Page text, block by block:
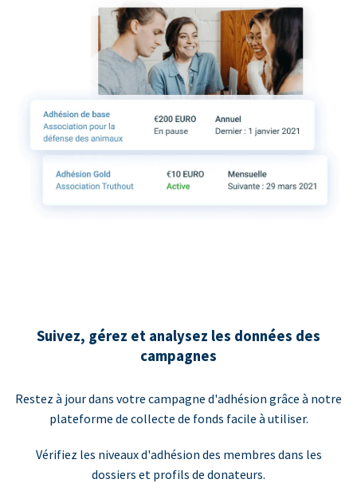
Suivez, gérez et analysez les données des
campagnes
Restez à jour dans votre campagne d'adhésion grâce à notre
plateforme de collecte de fonds facile à utiliser.
Vérifiez les niveaux d'adhésion des membres dans les
dossiers et profils de donateurs.